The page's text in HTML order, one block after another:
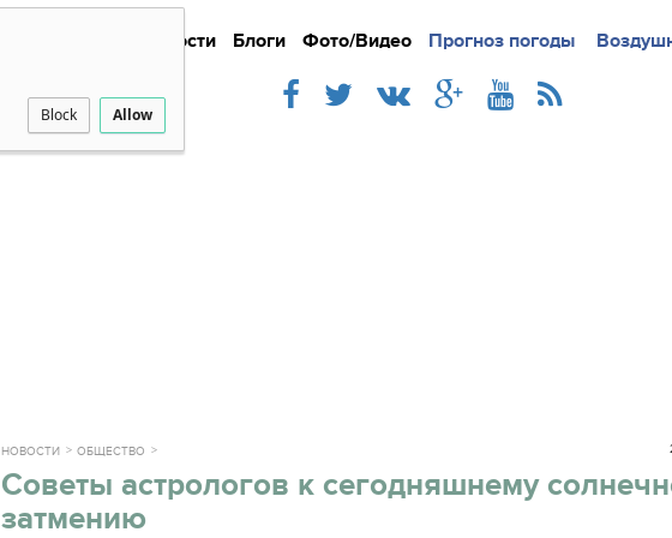
Block Allow
Новости Блоги Фото/Видео Прогноз погоды
Подробно Новости
НОВОСТИ ОБЩЕСТВО
Советы астрологов к сегодняшнему
затмению